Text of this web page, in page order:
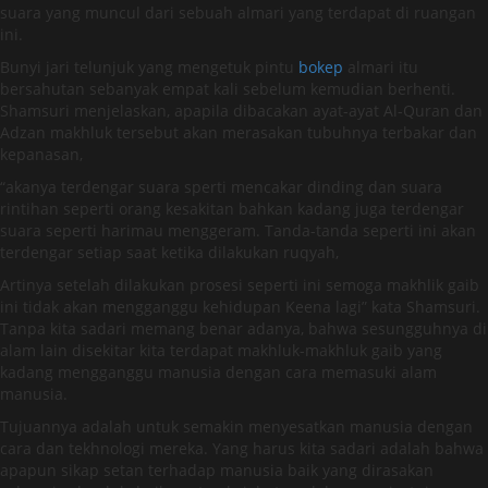
suara yang muncul dari sebuah almari yang terdapat di ruangan
ini.
Bunyi jari telunjuk yang mengetuk pintu bokep almari itu
bersahutan sebanyak empat kali sebelum kemudian berhenti.
Shamsuri menjelaskan, apapila dibacakan ayat-ayat Al-Quran dan
Adzan makhluk tersebut akan merasakan tubuhnya terbakar dan
kepanasan,
“akanya terdengar suara sperti mencakar dinding dan suara
rintihan seperti orang kesakitan bahkan kadang juga terdengar
suara seperti harimau menggeram. Tanda-tanda seperti ini akan
terdengar setiap saat ketika dilakukan ruqyah,
Artinya setelah dilakukan prosesi seperti ini semoga makhlik gaib
ini tidak akan mengganggu kehidupan Keena lagi” kata Shamsuri.
Tanpa kita sadari memang benar adanya, bahwa sesungguhnya di
alam lain disekitar kita terdapat makhluk-makhluk gaib yang
kadang mengganggu manusia dengan cara memasuki alam
manusia.
Tujuannya adalah untuk semakin menyesatkan manusia dengan
cara dan tekhnologi mereka. Yang harus kita sadari adalah bahwa
apapun sikap setan terhadap manusia baik yang dirasakan